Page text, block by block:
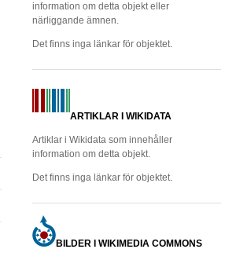
information om detta objekt eller
närliggande ämnen.
Det finns inga länkar för objektet.
ARTIKLAR I WIKIDATA
Artiklar i Wikidata som innehåller
information om detta objekt.
Det finns inga länkar för objektet.
BILDER I WIKIMEDIA COMMONS